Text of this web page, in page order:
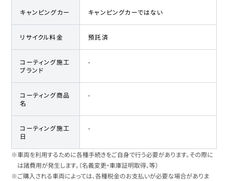
キャンピングカー キャンピングカーではない
リサイクル料金 預託済
コーティング施工
ブランド
-
コーティング商品
名
-
コーティング施工
日
-
※車両を利用するために各種手続きをご自身で行う必要があります。その際に
は諸費用が発生します。（名義変更・車庫証明取得、等）
※ご購入される車両によっては、各種税金のお支払いが必要な場合がありま